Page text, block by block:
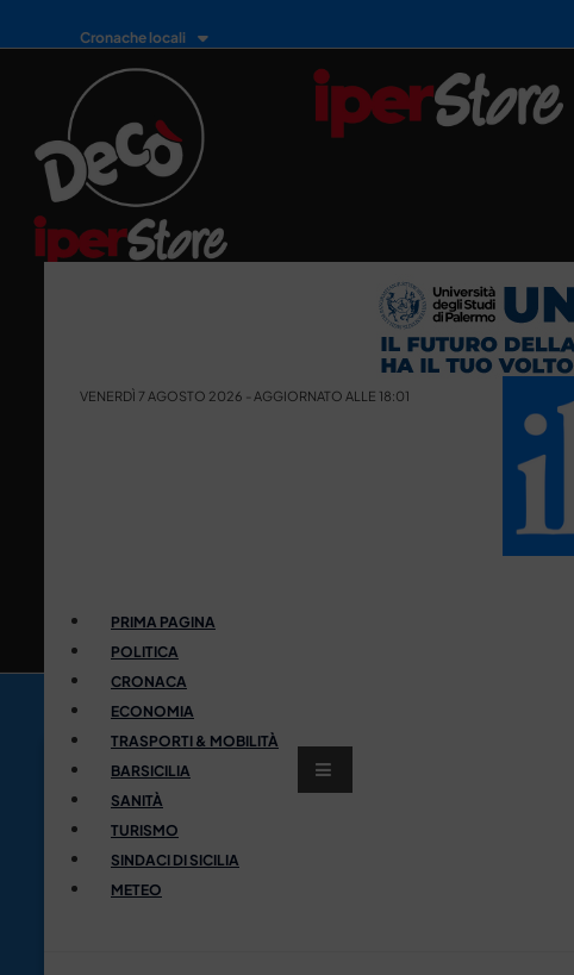
Cronache locali
VENERDÌ 7 AGOSTO 2026 - AGGIORNATO ALLE 18:01
PRIMA PAGINA
POLITICA
CRONACA
ECONOMIA
TRASPORTI & MOBILITÀ
BARSICILIA
SANITÀ
TURISMO
SINDACI DI SICILIA
METEO